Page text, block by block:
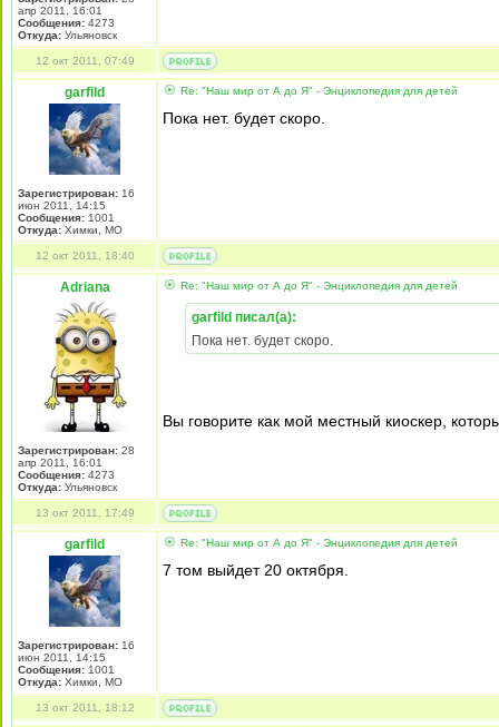
апр 2011, 16:01
Сообщения: 4273
Откуда: Ульяновск
12 окт 2011, 07:49
garfild
Зарегистрирован: 16
июн 2011, 14:15
Сообщения: 1001
Откуда: Химки, МО
Re: "Наш мир от А до Я" - Энциклопедия для детей
Пока нет. будет скоро.
12 окт 2011, 18:40
Adriana
Зарегистрирован: 28
апр 2011, 16:01
Сообщения: 4273
Откуда: Ульяновск
Re: "Наш мир от А до Я" - Энциклопедия для детей
garfild писал(а):
Пока нет. будет скоро.
Вы говорите как мой местный киоскер,
13 окт 2011, 17:49
garfild
Зарегистрирован: 16
июн 2011, 14:15
Сообщения: 1001
Откуда: Химки, МО
Re: "Наш мир от А до Я" - Энциклопедия для детей
7 том выйдет 20 октября.
13 окт 2011, 18:12